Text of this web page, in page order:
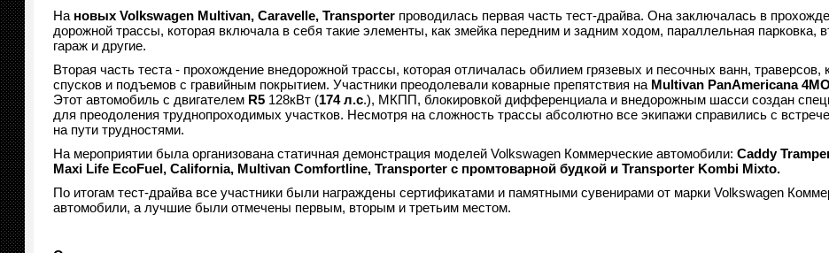
На новых Volkswagen Multivan, Caravelle, Transporter проводилась первая часть тест-драйва. Она заключалась в
дорожной трассы, которая включала в себя такие элементы, как змейка передним и задним ходом, параллельная парковка,
гараж и другие.
Вторая часть теста - прохождение внедорожной трассы, которая отличалась обилием грязевых и песочных ванн, траверсов,
спусков и подъемов с гравийным покрытием. Участники преодолевали коварные препятствия на Multivan PanAmericana4
Этот автомобиль с двигателем R5128кВт (174 л.с.), МКПП, блокировкой дифференциала и внедорожным шасси создан
для преодоления труднопроходимых участков. Несмотря на сложность трассы абсолютно все экипажи справились с
на пути трудностями.
На мероприятии была организована статичная демонстрация моделей Volkswagen Коммерческие автомобили: Caddy
Maxi Life EcoFuel, California, Multivan Comfortline, Transporterс промтоварной будкой и Transporter Kombi Mixto.
По итогам тест-драйва все участники были награждены сертификатами и памятными сувенирами от марки Volkswagen
автомобили, а лучшие были отмечены первым, вторым и третьим местом.